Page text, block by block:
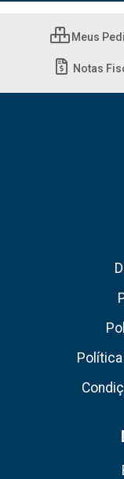
Meus
Notas